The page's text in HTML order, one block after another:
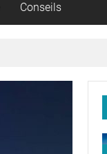
Conseils